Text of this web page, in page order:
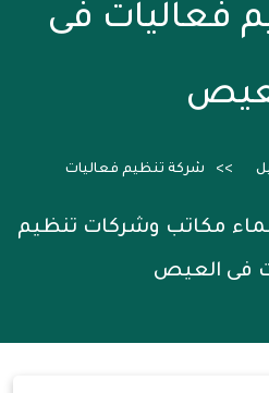
فعاليات فى
شركة تنظيم فعاليات
مكاتب وشركات تنظيم
فى العيص